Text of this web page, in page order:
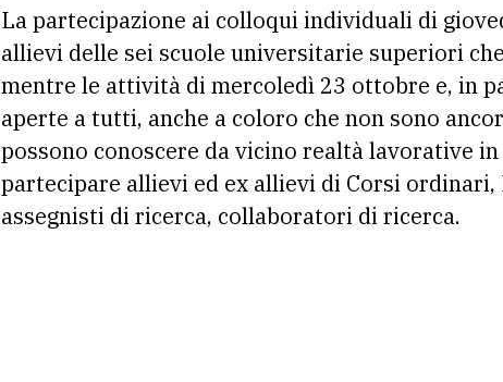
La partecipazione ai colloqui individuali di
allievi delle sei scuole universitarie superiori
mentre le attività di mercoledì 23 ottobre e, in
aperte a tutti, anche a coloro che non sono
possono conoscere da vicino realtà lavorative
partecipare allievi ed ex allievi di Corsi
assegnisti di ricerca, collaboratori di ricerca.